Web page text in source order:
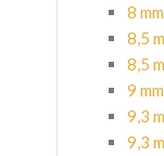
8
8,5
8,5
9
9,3
9,3